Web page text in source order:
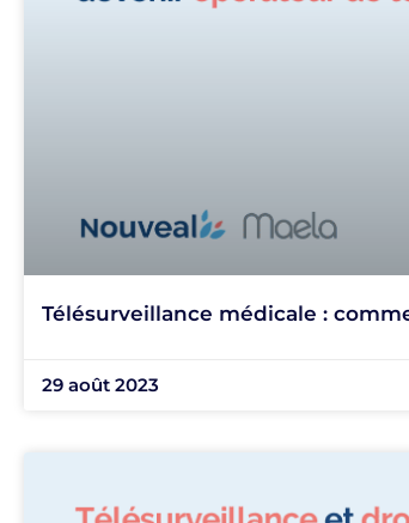
Télésurveillance médicale :
29 août 2023